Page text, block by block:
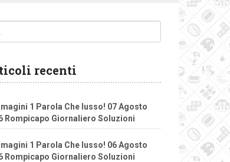
recenti
1 Parola Che lusso! 07 Agosto
Rompicapo Giornaliero Soluzioni
1 Parola Che lusso! 06 Agosto
Rompicapo Giornaliero Soluzioni